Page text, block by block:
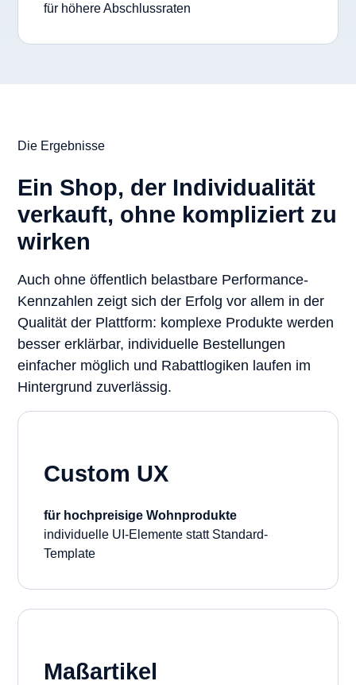
für höhere Abschlussraten
Die Ergebnisse
Ein Shop, der Individualität
verkauft, ohne kompliziert zu
wirken
Auch ohne öffentlich belastbare Performance-
Kennzahlen zeigt sich der Erfolg vor allem in der
Qualität der Plattform: komplexe Produkte werden
besser erklärbar, individuelle Bestellungen
einfacher möglich und Rabattlogiken laufen im
Hintergrund zuverlässig.
Custom UX
für hochpreisige Wohnprodukte
individuelle UI-Elemente statt Standard-
Template
Maßartikel